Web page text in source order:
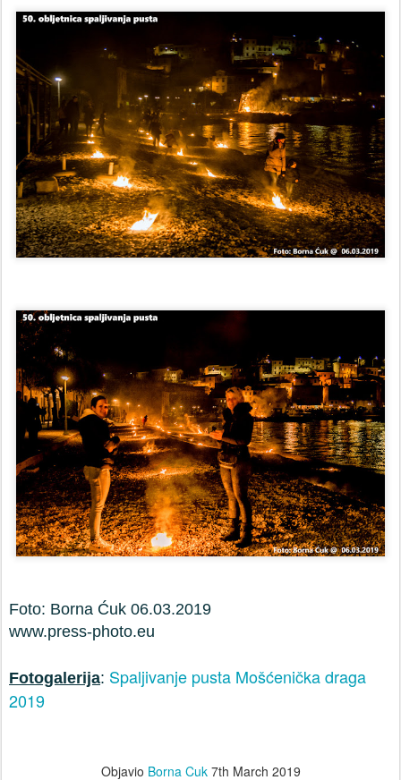
Foto: Borna Ćuk 06.03.2019
www.press-photo.eu
Fotogalerija: Spaljivanje pusta Mošćenička draga
2019
Objavio Borna Cuk 7th March 2019